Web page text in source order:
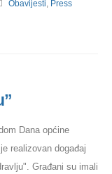
Obavijesti Press
Dana općine
realizovan događaj
Građani su imali